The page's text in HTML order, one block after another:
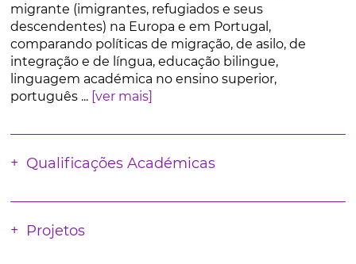
migrante (imigrantes, refugiados e seus
descendentes) na Europa e em Portugal,
comparando políticas de migração, de asilo, de
integração e de língua, educação bilingue,
linguagem académica no ensino superior,
português ... [ver mais]
Qualificações Académicas
Projetos